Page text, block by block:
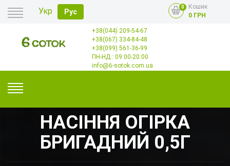
Укр Рус
0
Кошик
0 ГРН
Головна
Оплата
Доставка
+38(044) 209-54-67
+38(067) 334-84-48
+38(099) 561-36-99
ПН-НД : 09:00-20:00
info@6-sotok.com.ua
НАСІННЯ ОГІРКА
БРИГАДНИЙ 0,5Г